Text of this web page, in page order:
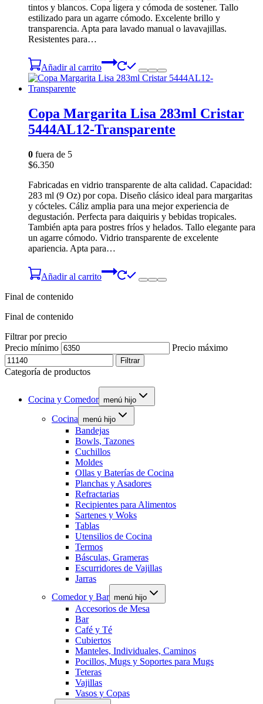
tintos y blancos. Copa ligera y cómoda de sostener. Tallo
estilizado para un agarre cómodo. Excelente brillo y
transparencia. Apta para lavado manual o lavavajillas.
Resistentes para…
Añadir al carrito
Copa Margarita Lisa 283ml Cristar
5444AL12-Transparente
0 fuera de 5
$6.350
Fabricadas en vidrio transparente de alta calidad. Capacidad:
283 ml (9 Oz) por copa. Diseño clásico ideal para margaritas
y cócteles. Cáliz amplia para una mejor experiencia de
degustación. Perfecta para daiquiris y bebidas tropicales.
También apta para postres fríos y helados. Tallo elegante para
un agarre cómodo. Vidrio transparente de excelente
apariencia. Apta para…
Añadir al carrito
Final de contenido
Final de contenido
Filtrar por precio
Precio mínimo
Precio máximo
Filtrar
Categoría de productos
Cocina y Comedor menú hijo
Cocina menú hijo
Bandejas
Bowls, Tazones
Cuchillos
Moldes
Ollas y Baterías de Cocina
Planchas y Asadores
Refractarias
Recipientes para Alimentos
Sartenes y Woks
Tablas
Utensilios de Cocina
Termos
Básculas, Grameras
Escurridores de Vajillas
Jarras
Comedor y Bar menú hijo
Accesorios de Mesa
Bar
Café y Té
Cubiertos
Manteles, Individuales, Caminos
Pocillos, Mugs y Soportes para Mugs
Teteras
Vajillas
Vasos y Copas